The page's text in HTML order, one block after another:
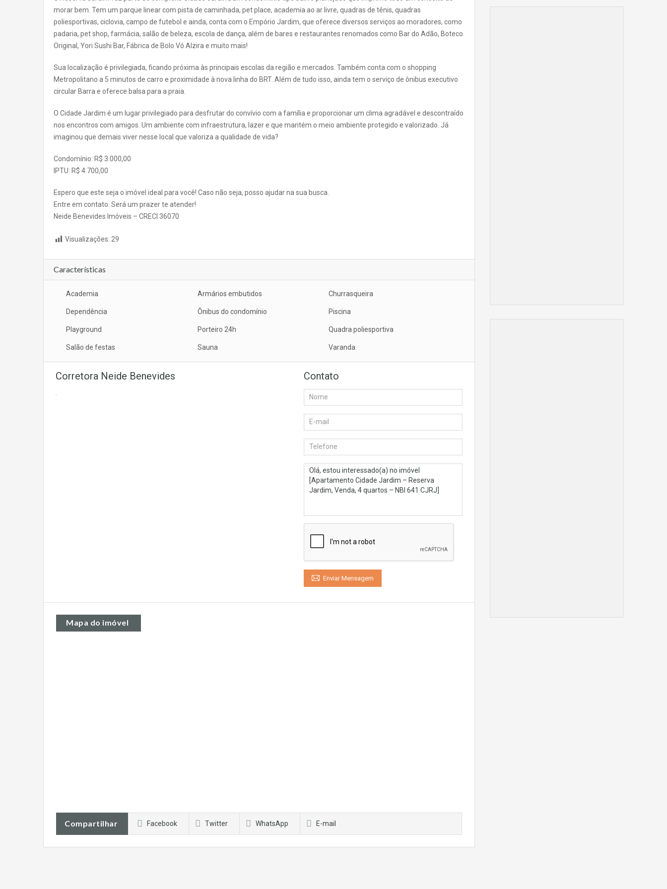
morar bem. Tem um parque linear com pista de caminhada, pet place, academia ao ar livre, quadras de tênis, quadras
poliesportivas, ciclovia, campo de futebol e ainda, conta com o Empório Jardim, que oferece diversos serviços ao moradores, como
padaria, pet shop, farmácia, salão de beleza, escola de dança, além de bares e restaurantes renomados como Bar do Adão, Boteco
Original, Yori Sushi Bar, Fábrica de Bolo Vó Alzira e muito mais!
Sua localização é privilegiada, ficando próxima às principais escolas da região e mercados. Também conta com o shopping
Metropolitano a 5 minutos de carro e proximidade à nova linha do BRT. Além de tudo isso, ainda tem o serviço de ônibus executivo
circular Barra e oferece balsa para a praia.
O Cidade Jardim é um lugar privilegiado para desfrutar do convívio com a família e proporcionar um clima agradável e descontraído
nos encontros com amigos. Um ambiente com infraestrutura, lazer e que mantém o meio ambiente protegido e valorizado. Já
imaginou que demais viver nesse local que valoriza a qualidade de vida?
Condomínio: R$ 3.000,00
IPTU: R$ 4.700,00
Espero que este seja o imóvel ideal para você! Caso não seja, posso ajudar na sua busca.
Entre em contato. Será um prazer te atender!
Neide Benevides Imóveis – CRECI 36070
Visualizações: 29
Características
Academia Armários embutidos Churrasqueira
Dependência Ônibus do condomínio Piscina
Playground Porteiro 24h Quadra poliesportiva
Salão de festas Sauna Varanda
Corretora Neide Benevides Contato
Enviar Mensagem
Mapa do imóvel
Compartilhar Facebook Twitter WhatsApp E-mail